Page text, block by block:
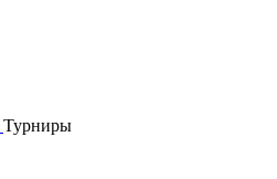
Турниры